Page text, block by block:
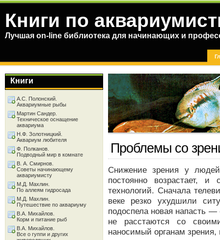
Книги по
Лучшая on-line библиотека для начинающих и
Проблемы со
Снижение зрения у
постоянно возрастает,
технологий. Сначала
веке резко ухудшили
подоспела новая напасть
не расстаются со
наносимый органам зрения,
Книги
А.С. Полонский.
Аквариумные рыбы
Мартин Сандер.
Техническое оснащение
аквариума
Н.Ф. Золотницкий.
Аквариум любителя
Ф. Полканов.
Подводный мир в комнате
В. А. Смирнов.
Советы начинающему
аквариумисту
М.Д. Махлин.
По аллеям гидросада
М.Д. Махлин.
Путешествие по аквариуму
В.А. Михайлов.
Корм и питание рыб
В.А. Михайлов.
Все о гуппи и других